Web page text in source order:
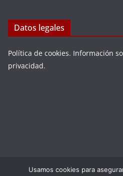
Datos legales
Política de cookies. Información
privacidad.
Usamos cookies para